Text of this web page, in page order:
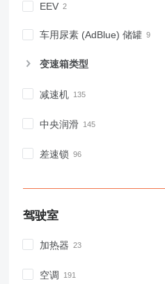
EEV
车用尿素 (AdBlue) 储罐
变速箱类型
减速机
中央润滑
差速锁
驾驶室
加热器
空调